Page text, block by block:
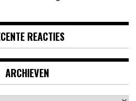
REACTIES
ARCHIEVEN